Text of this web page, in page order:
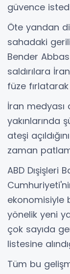
güvence
Öte yandan
sahadaki
Bender
saldırılara
füze fırlatarak
İran medyası
yakınlarında
ateşi
zaman
ABD Dışişleri
ekonomisiyle
yönelik yeni
çok sayıda
listesine
Tüm bu